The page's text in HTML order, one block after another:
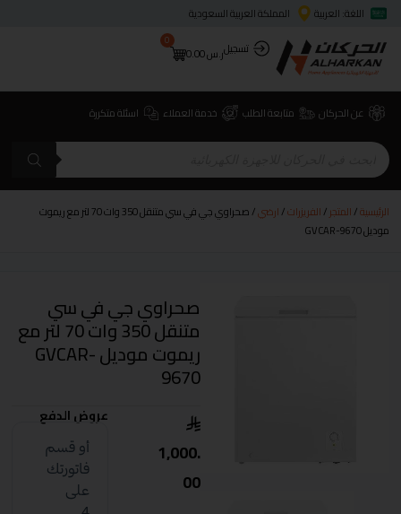
اللغة: العربية
المملكة العربية السعودية
تسجيلر.س0.00
0
عن الحركان متابعة الطلب خدمة العملاء اسئلة متكررة
الرئيسية/المتجر/الفريزرات/ارضي
/ صحراوي جي في سي متنقل 350 وات 70 لتر مع ريموت
موديل GVCAR-9670
صحراوي جي في سي
متنقل 350 وات 70 لتر مع
ريموت موديل GVCAR-
9670
1,000.
00
عروض الدفع